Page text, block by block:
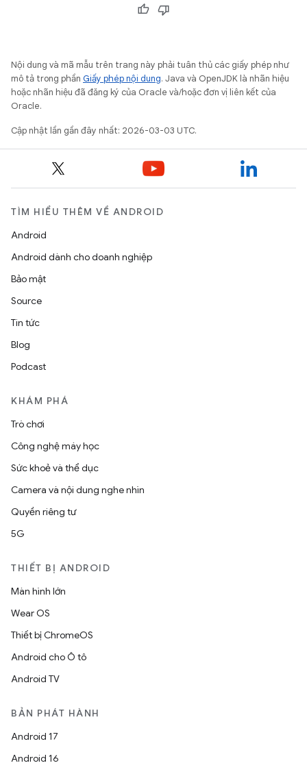
Nội dung và mã mẫu trên trang này phải tuân thủ các giấy phép như
mô tả trong phần Giấy phép nội dung. Java và OpenJDK là nhãn hiệu
hoặc nhãn hiệu đã đăng ký của Oracle và/hoặc đơn vị liên kết của
Oracle.
Cập nhật lần gần đây nhất: 2026-03-03 UTC.
TÌM HIỂU THÊM VỀ ANDROID
Android
Android dành cho doanh nghiệp
Bảo mật
Source
Tin tức
Blog
Podcast
KHÁM PHÁ
Trò chơi
Công nghệ máy học
Sức khoẻ và thể dục
Camera và nội dung nghe nhìn
Quyền riêng tư
5G
THIẾT BỊ ANDROID
Màn hình lớn
Wear OS
Thiết bị ChromeOS
Android cho Ô tô
Android TV
BẢN PHÁT HÀNH
Android 17
Android 16